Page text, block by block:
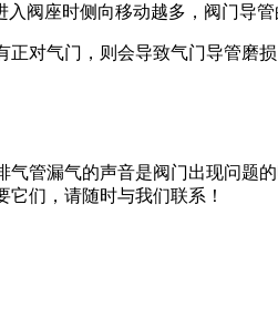
阀座时侧向移动越多，阀门导管
对气门，则会导致气门导管磨
管漏气的声音是阀门出现问题
们，请随时与我们联系！